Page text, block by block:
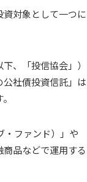
対象として一つに
、「投信協会」）
社債投資信託」は
・ファンド）」や
品などで運用する